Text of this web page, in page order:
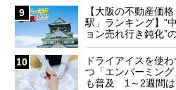
9
【大阪の不動産価
駅」ランキング】“
ョン売れ行き鈍化”
10
ドライアイスを使
つ「エンバーミン
も普及 1～2週間は